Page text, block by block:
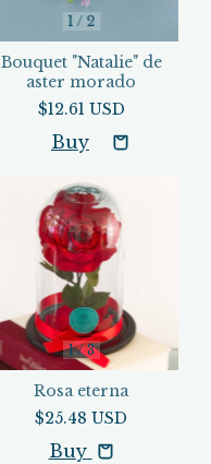
1 / 2
Bouquet "Natalie" de
aster morado
$12.61 USD
1/3
Rosa eterna
$25.48 USD
Buy